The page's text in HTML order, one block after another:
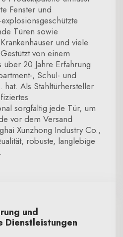
Fenster und
Türen sowie
und viele
von einem
20 Jahre Erfahrung
, Schul- und
hat. Als Stahltürhersteller
sorgfältig jede Tür, um
vor dem Versand
Xunzhong Industry Co.,
robuste, langlebige
und
Dienstleistungen